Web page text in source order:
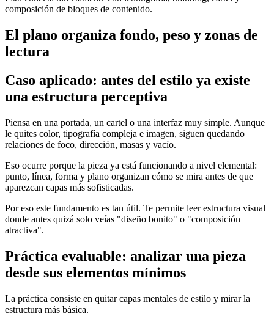
composición de bloques de contenido.
El plano organiza fondo, peso y zonas de
lectura
Caso aplicado: antes del estilo ya existe
una estructura perceptiva
Piensa en una portada, un cartel o una interfaz muy simple. Aunque
le quites color, tipografía compleja e imagen, siguen quedando
relaciones de foco, dirección, masas y vacío.
Eso ocurre porque la pieza ya está funcionando a nivel elemental:
punto, línea, forma y plano organizan cómo se mira antes de que
aparezcan capas más sofisticadas.
Por eso este fundamento es tan útil. Te permite leer estructura visual
donde antes quizá solo veías "diseño bonito" o "composición
atractiva".
Práctica evaluable: analizar una pieza
desde sus elementos mínimos
La práctica consiste en quitar capas mentales de estilo y mirar la
estructura más básica.